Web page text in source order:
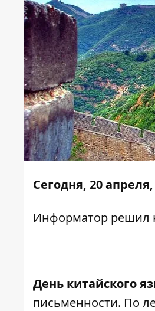
Сегодня, 20
Информатор решил
День китайского
письменности. По